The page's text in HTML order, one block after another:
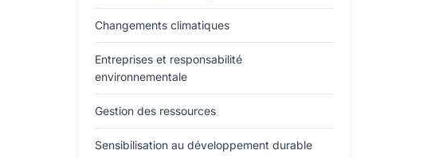
Changements climatiques
Entreprises et responsabilité
environnementale
Gestion des ressources
Sensibilisation au développement durable